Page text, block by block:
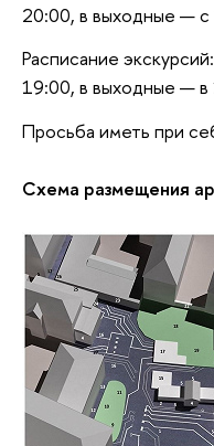
20:00, в выходные —
Расписание
19:00, в выходные —
Просьба иметь при
Схема размещения